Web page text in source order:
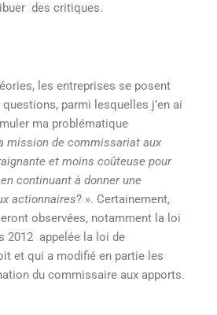
des critiques.
les entreprises se posent
parmi lesquelles j’en ai
ma problématique
mission de commissariat aux
et moins coûteuse pour
continuant à donner une
actionnaires? ». Certainement,
observées, notamment la loi
2012 appelée la loi de
et qui a modifié en partie les
du commissaire aux apports.